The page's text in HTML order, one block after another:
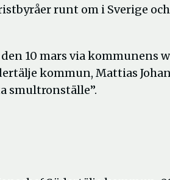
runt om i Sverige
10 mars via kommunens
kommun, Mattias
smultronställe”.